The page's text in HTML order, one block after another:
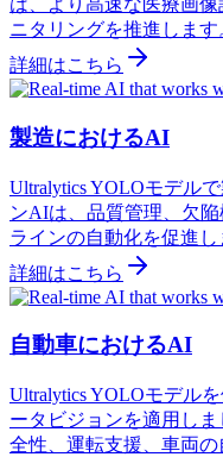
は、より高速な医療画
ニタリングを推進します
詳細はこちら
製造におけるAI
Ultralytics YOLOモデル
ンAIは、品質管理、欠
ラインの自動化を促進し
詳細はこちら
自動車におけるAI
Ultralytics YOLOモデル
ータビジョンを適用し
全性、運転支援、車両